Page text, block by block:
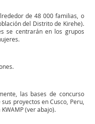
de 48 000 familias, o
del Distrito de Kirehe).
se centrarán en los grupos
las bases de concurso
proyectos en Cusco, Peru,
(ver abajo).